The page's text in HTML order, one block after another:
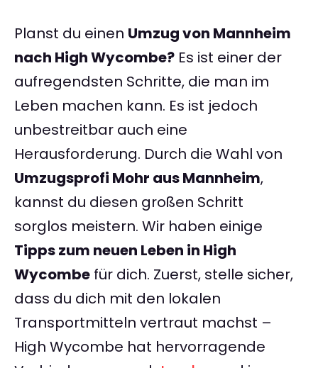
Planst du einen Umzug von Mannheim
nach High Wycombe? Es ist einer der
aufregendsten Schritte, die man im
Leben machen kann. Es ist jedoch
unbestreitbar auch eine
Herausforderung. Durch die Wahl von
Umzugsprofi Mohr aus Mannheim,
kannst du diesen großen Schritt
sorglos meistern. Wir haben einige
Tipps zum neuen Leben in High
Wycombe für dich. Zuerst, stelle sicher,
dass du dich mit den lokalen
Transportmitteln vertraut machst –
High Wycombe hat hervorragende